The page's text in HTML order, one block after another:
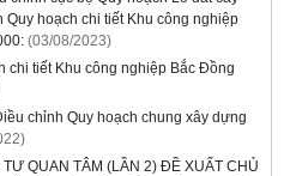
hoạch chi tiết Khu công nghiệp
(03/08/2023)
chi tiết Khu công nghiệp Bắc Đồng
chỉnh Quy hoạch chung xây dựng
QUAN TÂM (LẦN 2) ĐỀ XUẤT CHỦ